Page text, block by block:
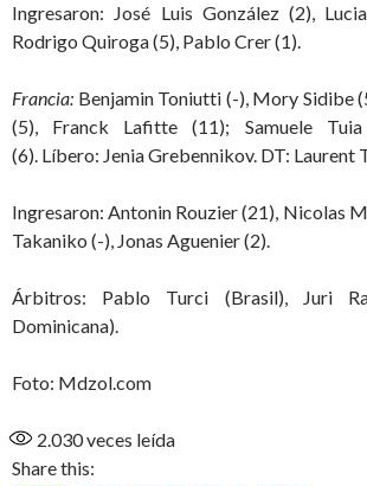
Ingresaron: José Luis González (2),
Rodrigo Quiroga (5), Pablo Crer (1).
Francia: Benjamin Toniutti (-), Mory Sidibe
(5), Franck Lafitte (11); Samuele
(6). Líbero: Jenia Grebennikov. DT: Laurent
Ingresaron: Antonin Rouzier (21), Nicolas
Takaniko (-), Jonas Aguenier (2).
Árbitros: Pablo Turci (Brasil), Juri
Dominicana).
Foto: Mdzol.com
2.030veces leída
Share this: